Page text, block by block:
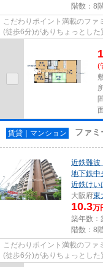
階数：8
こだわりポイント満載のフ
(徒歩6分)がありちょっとした
ごみ置き場などが揃っており
(
賃貸｜マンション ファミ
近鉄難波
地下鉄中
近鉄けい
大阪府東
10.3万
築年数：
階数：8
こだわりポイント満載のフ
(徒歩6分)がありちょっとした